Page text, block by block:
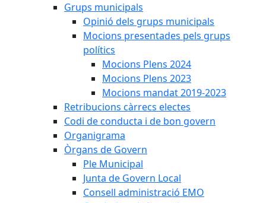
Grups municipals
Opinió dels grups municipals
Mocions presentades pels grups
polítics
Mocions Plens 2024
Mocions Plens 2023
Mocions mandat 2019-2023
Retribucions càrrecs electes
Codi de conducta i de bon govern
Organigrama
Òrgans de Govern
Ple Municipal
Junta de Govern Local
Consell administració EMO